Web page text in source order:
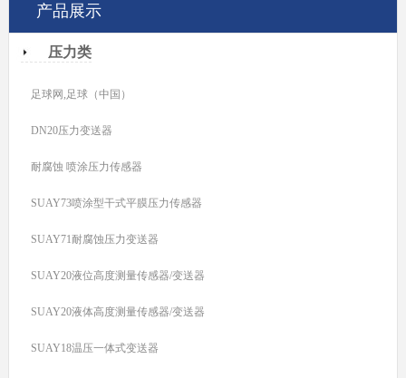
产品展示
压力类
足球网,足球（中国）
DN20压力变送器
耐腐蚀 喷涂压力传感器
SUAY73喷涂型干式平膜压力传感器
SUAY71耐腐蚀压力变送器
SUAY20液位高度测量传感器/变送器
SUAY20液体高度测量传感器/变送器
SUAY18温压一体式变送器